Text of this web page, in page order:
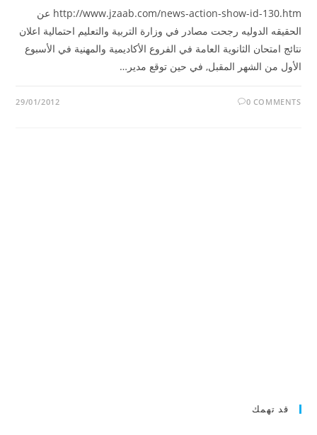
http://www.jzaab.com/news-action-show-id-130.htm عن
الحقيقه الدوليه رجحت مصادر في وزارة التربية والتعليم احتمالية اعلان
نتائج امتحان الثانوية العامة في الفروع الأكاديمية والمهنية في الأسبوع
الأول من الشهر المقبل, في حين توقع مدير…
0 COMMENTS
29/01/2012
قد تهمك